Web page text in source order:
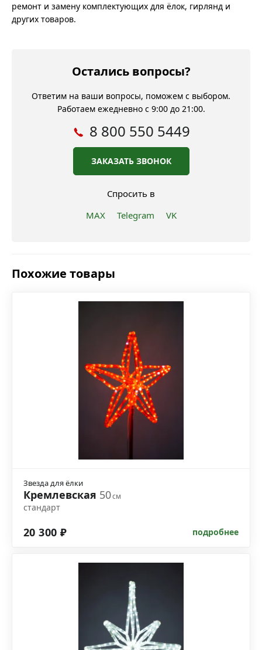
ремонт и замену комплектующих для ёлок, гирлянд и
других товаров.
Остались вопросы?
Ответим на ваши вопросы, поможем с выбором.
Работаем ежедневно с 9:00 до 21:00.
8 800 550 5449
ЗАКАЗАТЬ ЗВОНОК
Спросить в
MAX
Telegram VK
Похожие товары
Звезда для ёлки
Кремлевская 50см
стандарт
20 300 ₽ подробнее